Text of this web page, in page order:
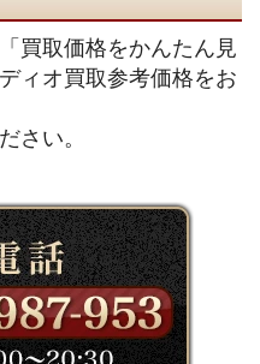
買取価格をかんたん見
ィオ買取参考価格をお
さい。